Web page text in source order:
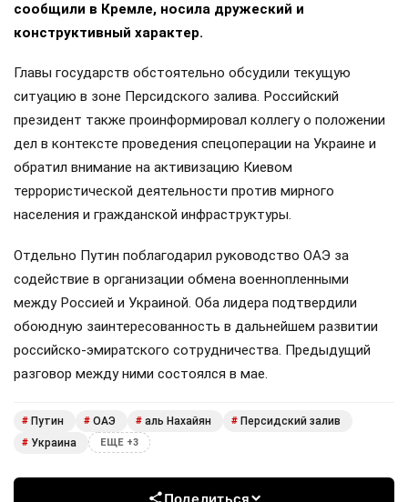
сообщили в Кремле, носила дружеский и
конструктивный характер.
Главы государств обстоятельно обсудили текущую
ситуацию в зоне Персидского залива. Российский
президент также проинформировал коллегу о положении
дел в контексте проведения спецоперации на Украине и
обратил внимание на активизацию Киевом
террористической деятельности против мирного
населения и гражданской инфраструктуры.
Отдельно Путин поблагодарил руководство ОАЭ за
содействие в организации обмена военнопленными
между Россией и Украиной. Оба лидера подтвердили
обоюдную заинтересованность в дальнейшем развитии
российско-эмиратского сотрудничества. Предыдущий
разговор между ними состоялся в мае.
# Путин # ОАЭ # аль Нахайян # Персидский залив
# Украина ЕЩЕ +3